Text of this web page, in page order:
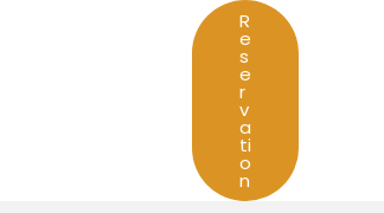
R
e
s
e
r
v
a
ti
o
n